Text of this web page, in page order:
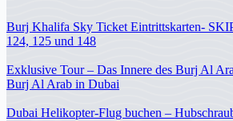
Burj Khalifa Sky Ticket Eintrittskarten-
124, 125 und 148
Exklusive Tour – Das Innere des Burj Al
Burj Al Arab in Dubai
Dubai Helikopter-Flug buchen –